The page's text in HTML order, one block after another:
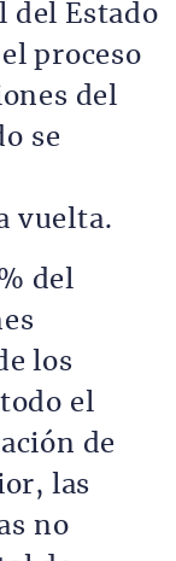
del Estado
proceso
del
se
vuelta.
del
los
el
de
las
no